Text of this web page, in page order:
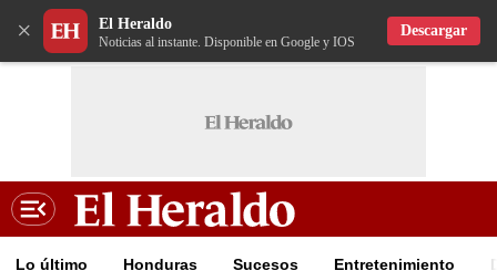
× El Heraldo
Noticias al instante. Disponible en Google y IOS
Descargar
Lo último Honduras Sucesos Entretenimiento